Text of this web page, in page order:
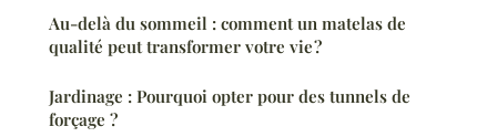
Au-delà du sommeil : comment un matelas de
qualité peut transformer votre vie ?
Jardinage : Pourquoi opter pour des tunnels de
forçage ?